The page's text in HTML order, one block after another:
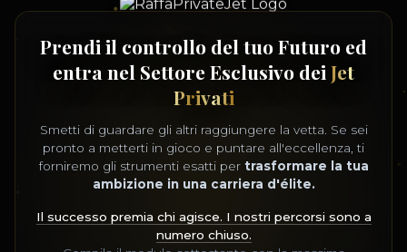
Prendi il controllo del tuo Futuro ed
entra nel Settore Esclusivo dei Jet
Privati
Smetti di guardare gli altri raggiungere la vetta. Se sei
pronto a metterti in gioco e puntare all'eccellenza, ti
forniremo gli strumenti esatti per trasformare la tua
ambizione in una carriera d'élite.
Il successo premia chi agisce. I nostri percorsi sono a
numero chiuso.